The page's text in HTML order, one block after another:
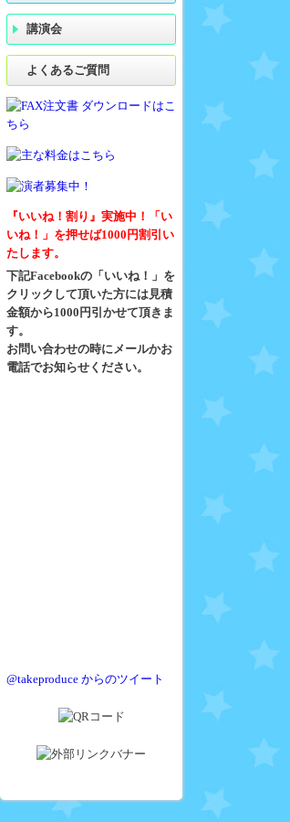
講演会
よくあるご質問
『いいね！割り』実施中！「い
いね！」を押せば1000円割引い
たします。
下記Facebookの「いいね！」を
クリックして頂いた方には見積
金額から1000円引かせて頂きま
す。
お問い合わせの時にメールかお
電話でお知らせください。
@takeproduce からのツイート